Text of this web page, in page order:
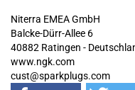
Niterra EMEA GmbH
Balcke-Dürr-Allee 6
40882 Ratingen -
www.ngk.com
cust@sparkplugs.com